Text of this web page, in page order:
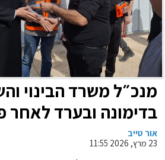
מנכ״ל משרד הבינוי
בדימונה ובערד לאחר
הטילים: "נעמיד
הכלים המקצועיים
אור טייב
23 מרץ, 2026 11:55